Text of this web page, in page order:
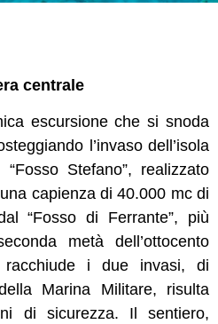
centrale
escursione che si snoda
l’invaso dell’isola
Stefano”, realizzato
capienza di 40.000 mc di
“Fosso di Ferrante”, più
metà dell’ottocento
racchiude i due invasi, di
Marina Militare, risulta
di sicurezza. Il sentiero,